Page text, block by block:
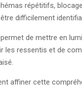
répétitifs,
difficilement
de mettre en
les ressentis et de
affiner cette